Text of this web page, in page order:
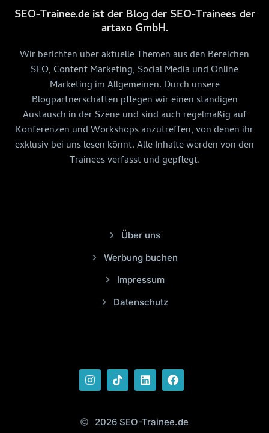
SEO-Trainee.de ist der Blog der SEO-Trainees der
artaxo GmbH.
Wir berichten über aktuelle Themen aus den Bereichen
SEO, Content Marketing, Social Media und Online
Marketing im Allgemeinen. Durch unsere
Blogpartnerschaften pflegen wir einen ständigen
Austausch in der Szene und sind auch regelmäßig auf
Konferenzen und Workshops anzutreffen, von denen ihr
exklusiv bei uns lesen könnt. Alle Inhalte werden von den
Trainees verfasst und gepflegt.
Über uns
Werbung buchen
Impressum
Datenschutz
2026 SEO-Trainee.de